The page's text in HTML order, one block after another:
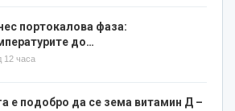
портокалова фаза:
до…
12 часа
е подобро да се зема витамин Д –